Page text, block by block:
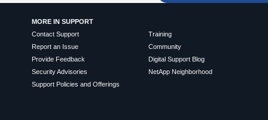
MORE IN SUPPORT
Contact Support
Report an Issue
Provide Feedback
Security Advisories
Support Policies and Offerings
Training
Community
Digital Support Blog
NetApp Neighborhood